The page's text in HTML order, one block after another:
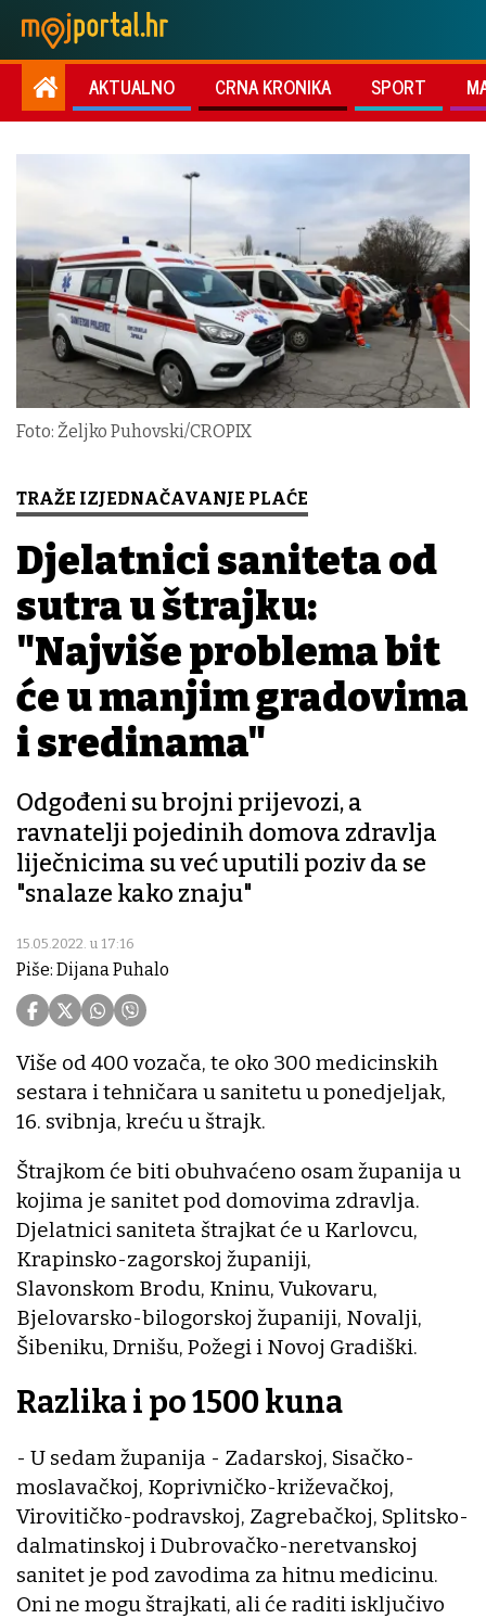
AKTUALNO CRNA KRONIKA SPORT
Foto: Željko Puhovski/CROPIX
TRAŽE IZJEDNAČAVANJE PLAĆE
Djelatnici saniteta od
sutra u štrajku:
"Najviše problema bit
će u manjim gradovima
i sredinama"
Odgođeni su brojni prijevozi, a
ravnatelji pojedinih domova zdravlja
liječnicima su već uputili poziv da se
"snalaze kako znaju"
15.05.2022. u 17:16
Piše: Dijana Puhalo
Više od 400 vozača, te oko 300 medicinskih
sestara i tehničara u sanitetu u ponedjeljak,
16. svibnja, kreću u štrajk.
Štrajkom će biti obuhvaćeno osam županija u
kojima je sanitet pod domovima zdravlja.
Djelatnici saniteta štrajkat će u Karlovcu,
Krapinsko-zagorskoj županiji,
Slavonskom Brodu, Kninu, Vukovaru,
Bjelovarsko-bilogorskoj županiji, Novalji,
Šibeniku, Drnišu, Požegi i Novoj Gradiški.
Razlika i po 1500 kuna
- U sedam županija - Zadarskoj, Sisačko-
moslavačkoj, Koprivničko-križevačkoj,
Virovitičko-podravskoj, Zagrebačkoj, Splitsko-
dalmatinskoj i Dubrovačko-neretvanskoj
sanitet je pod zavodima za hitnu medicinu.
Oni ne mogu štrajkati, ali će raditi isključivo